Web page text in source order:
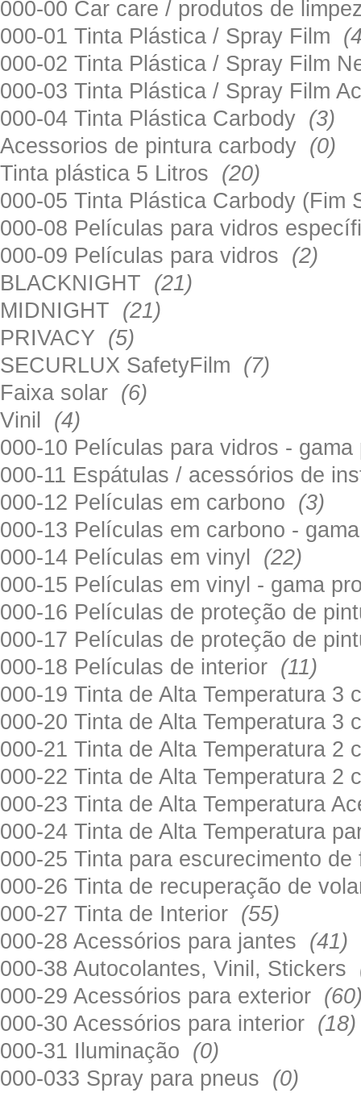
000-00 Car care / produtos de
000-01 Tinta Plástica / Spray Film
000-02 Tinta Plástica / Spray Film
000-03 Tinta Plástica / Spray Film
000-04 Tinta Plástica Carbody (3)
Acessorios de pintura carbody (0)
Tinta plástica 5 Litros (20)
000-05 Tinta Plástica Carbody
000-08 Películas para vidros
000-09 Películas para vidros (2)
BLACKNIGHT (21)
MIDNIGHT (21)
PRIVACY (5)
SECURLUX SafetyFilm (7)
Faixa solar (6)
Vinil (4)
000-10 Películas para vidros -
000-11 Espátulas / acessórios de
000-12 Películas em carbono (3)
000-13 Películas em carbono -
000-14 Películas em vinyl (22)
000-15 Películas em vinyl - gama
000-16 Películas de proteção de
000-17 Películas de proteção de
000-18 Películas de interior (11)
000-19 Tinta de Alta Temperatura
000-20 Tinta de Alta Temperatura
000-21 Tinta de Alta Temperatura
000-22 Tinta de Alta Temperatura
000-23 Tinta de Alta Temperatura
000-24 Tinta de Alta Temperatura
000-25 Tinta para escurecimento
000-26 Tinta de recuperação de
000-27 Tinta de Interior (55)
000-28 Acessórios para jantes (41)
000-38 Autocolantes, Vinil, Stickers
000-29 Acessórios para exterior
000-30 Acessórios para interior (18)
000-31 Iluminação (0)
000-033 Spray para pneus (0)